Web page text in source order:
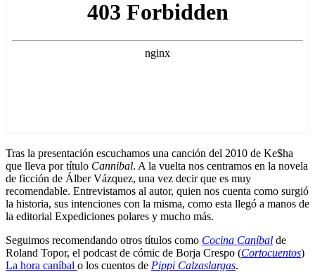
Tras la presentación escuchamos una canción del 2010 de Ke$ha
que lleva por título Cannibal. A la vuelta nos centramos en la novela
de ficción de Álber Vázquez, una vez decir que es muy
recomendable. Entrevistamos al autor, quien nos cuenta como surgió
la historia, sus intenciones con la misma, como esta llegó a manos de
la editorial Expediciones polares y mucho más.
Seguimos recomendando otros títulos como Cocina Caníbal de
Roland Topor, el podcast de cómic de Borja Crespo (Cortocuentos)
La hora caníbal o los cuentos de Pippi Calzaslargas.